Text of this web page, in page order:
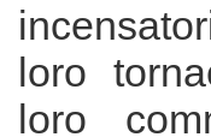
loro
loro